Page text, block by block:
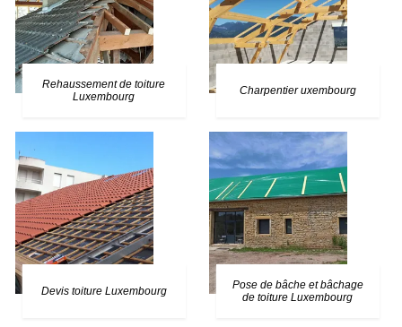
Rehaussement de toiture
Luxembourg
Charpentier uxembourg
Devis toiture Luxembourg
Pose de bâche et bâchage
de toiture Luxembourg